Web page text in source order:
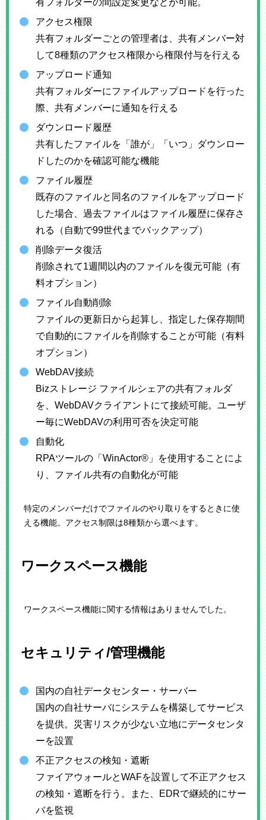
アクセス権限
共有フォルダーごとの管理者は、共有メンバー対
して8種類のアクセス権限から権限付与を行える
アップロード通知
共有フォルダーにファイルアップロードを行った
際、共有メンバーに通知を行える
ダウンロード履歴
共有したファイルを「誰が」「いつ」ダウンロー
ドしたのかを確認可能な機能
ファイル履歴
既存のファイルと同名のファイルをアップロード
した場合、過去ファイルはファイル履歴に保存さ
れる（自動で99世代までバックアップ）
削除データ復活
削除されて1週間以内のファイルを復元可能（有
料オプション）
ファイル自動削除
ファイルの更新日から起算し、指定した保存期間
で自動的にファイルを削除することが可能（有料
オプション）
WebDAV接続
Bizストレージ ファイルシェアの共有フォルダ
を、WebDAVクライアントにて接続可能。ユーザ
ー毎にWebDAVの利用可否を決定可能
自動化
RPAツールの「WinActor®」を使用することによ
り、ファイル共有の自動化が可能
特定のメンバーだけでファイルのやり取りをするときに使
える機能。アクセス制限は8種類から選べます。
ワークスペース機能
ワークスペース機能に関する情報はありませんでした。
セキュリティ/管理機能
国内の自社データセンター・サーバー
国内の自社サーバにシステムを構築してサービス
を提供。災害リスクが少ない立地にデータセンタ
ーを設置
不正アクセスの検知・遮断
ファイアウォールとWAFを設置して不正アクセス
の検知・遮断を行う。また、EDRで継続的にサー
バを監視